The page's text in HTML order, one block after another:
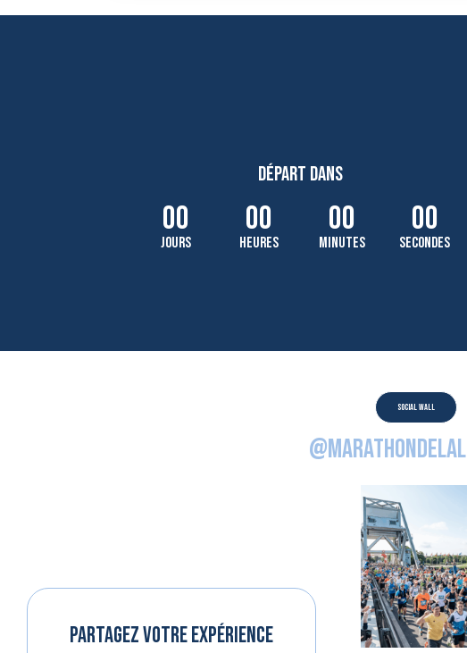
départ dans
00
jours
00
heures
00
minutes
00
secondes
social wall
PARTAGEZ VOTRE EXPÉRIENCE